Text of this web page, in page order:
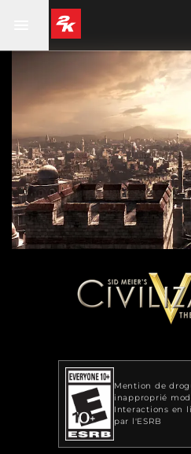
Mention de
inapproprié
Interactions en
par l'ESRB